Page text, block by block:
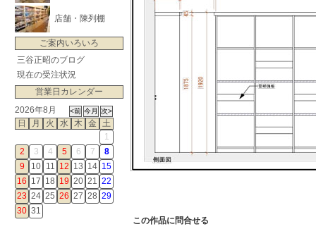
店舗・陳列棚
ご案内いろいろ
三谷正昭のブログ
現在の受注状況
営業日カレンダー
2026年8月
日
月 火 水 木 金
土
1
2
3 4 5 6 7
8
9
10 11 12 13 14 15
16 17 18 19 20 21 22
23 24 25 26 27 28 29
30 31
この作品に問合せる